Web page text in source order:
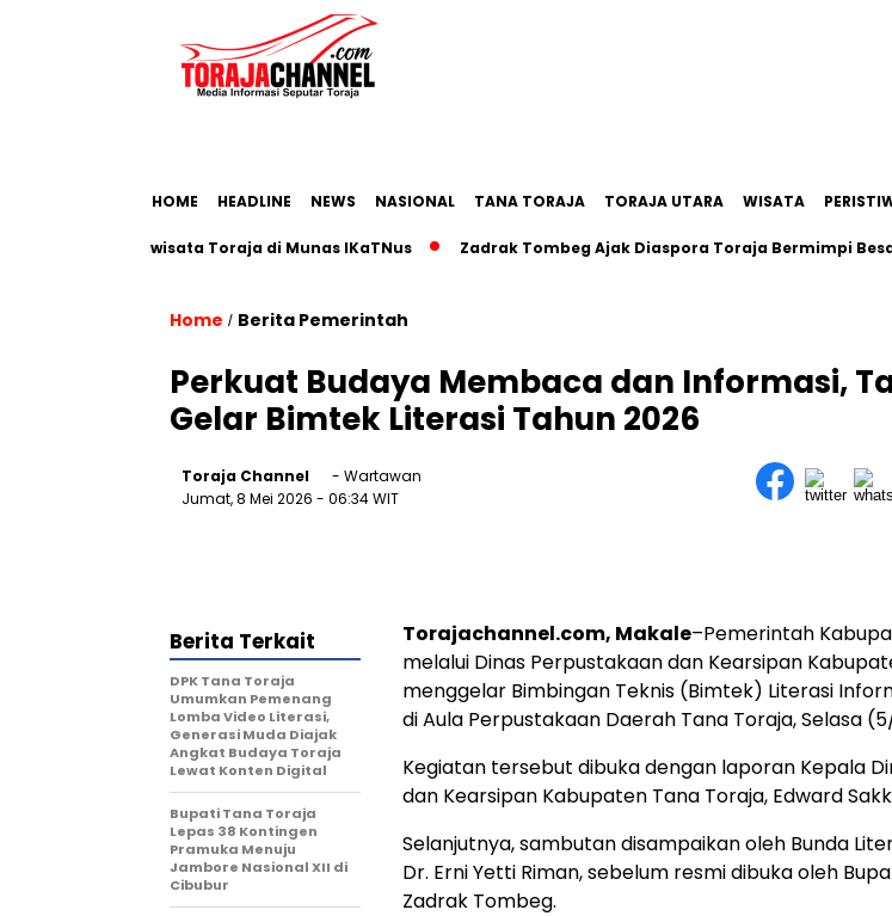
HOME HEADLINE NEWS NASIONAL TANA TORAJA TORAJA UTARA WISATA
Pariwisata Toraja di Munas IKaTNus Zadrak Tombeg Ajak Diaspora Toraja Bermimpi Besar di
Home / Berita Pemerintah
Perkuat Budaya Membaca dan Informasi,
Gelar Bimtek Literasi Tahun 2026
Toraja Channel
- Wartawan
Jumat, 8 Mei 2026 - 06:34 WIT
Torajachannel.com, Makale–Pemerintah
melalui Dinas Perpustakaan dan Kearsipan
menggelar Bimbingan Teknis (Bimtek) Literasi
di Aula Perpustakaan Daerah Tana Toraja, Selasa
Kegiatan tersebut dibuka dengan laporan Kepala
dan Kearsipan Kabupaten Tana Toraja, Edward
Selanjutnya, sambutan disampaikan oleh Bunda
Dr. Erni Yetti Riman, sebelum resmi dibuka oleh
Zadrak Tombeg.
Berita Terkait
DPK Tana Toraja
Umumkan Pemenang
Lomba Video Literasi,
Generasi Muda Diajak
Angkat Budaya Toraja
Lewat Konten Digital
Bupati Tana Toraja
Lepas 38 Kontingen
Pramuka Menuju
Jambore Nasional XII di
Cibubur